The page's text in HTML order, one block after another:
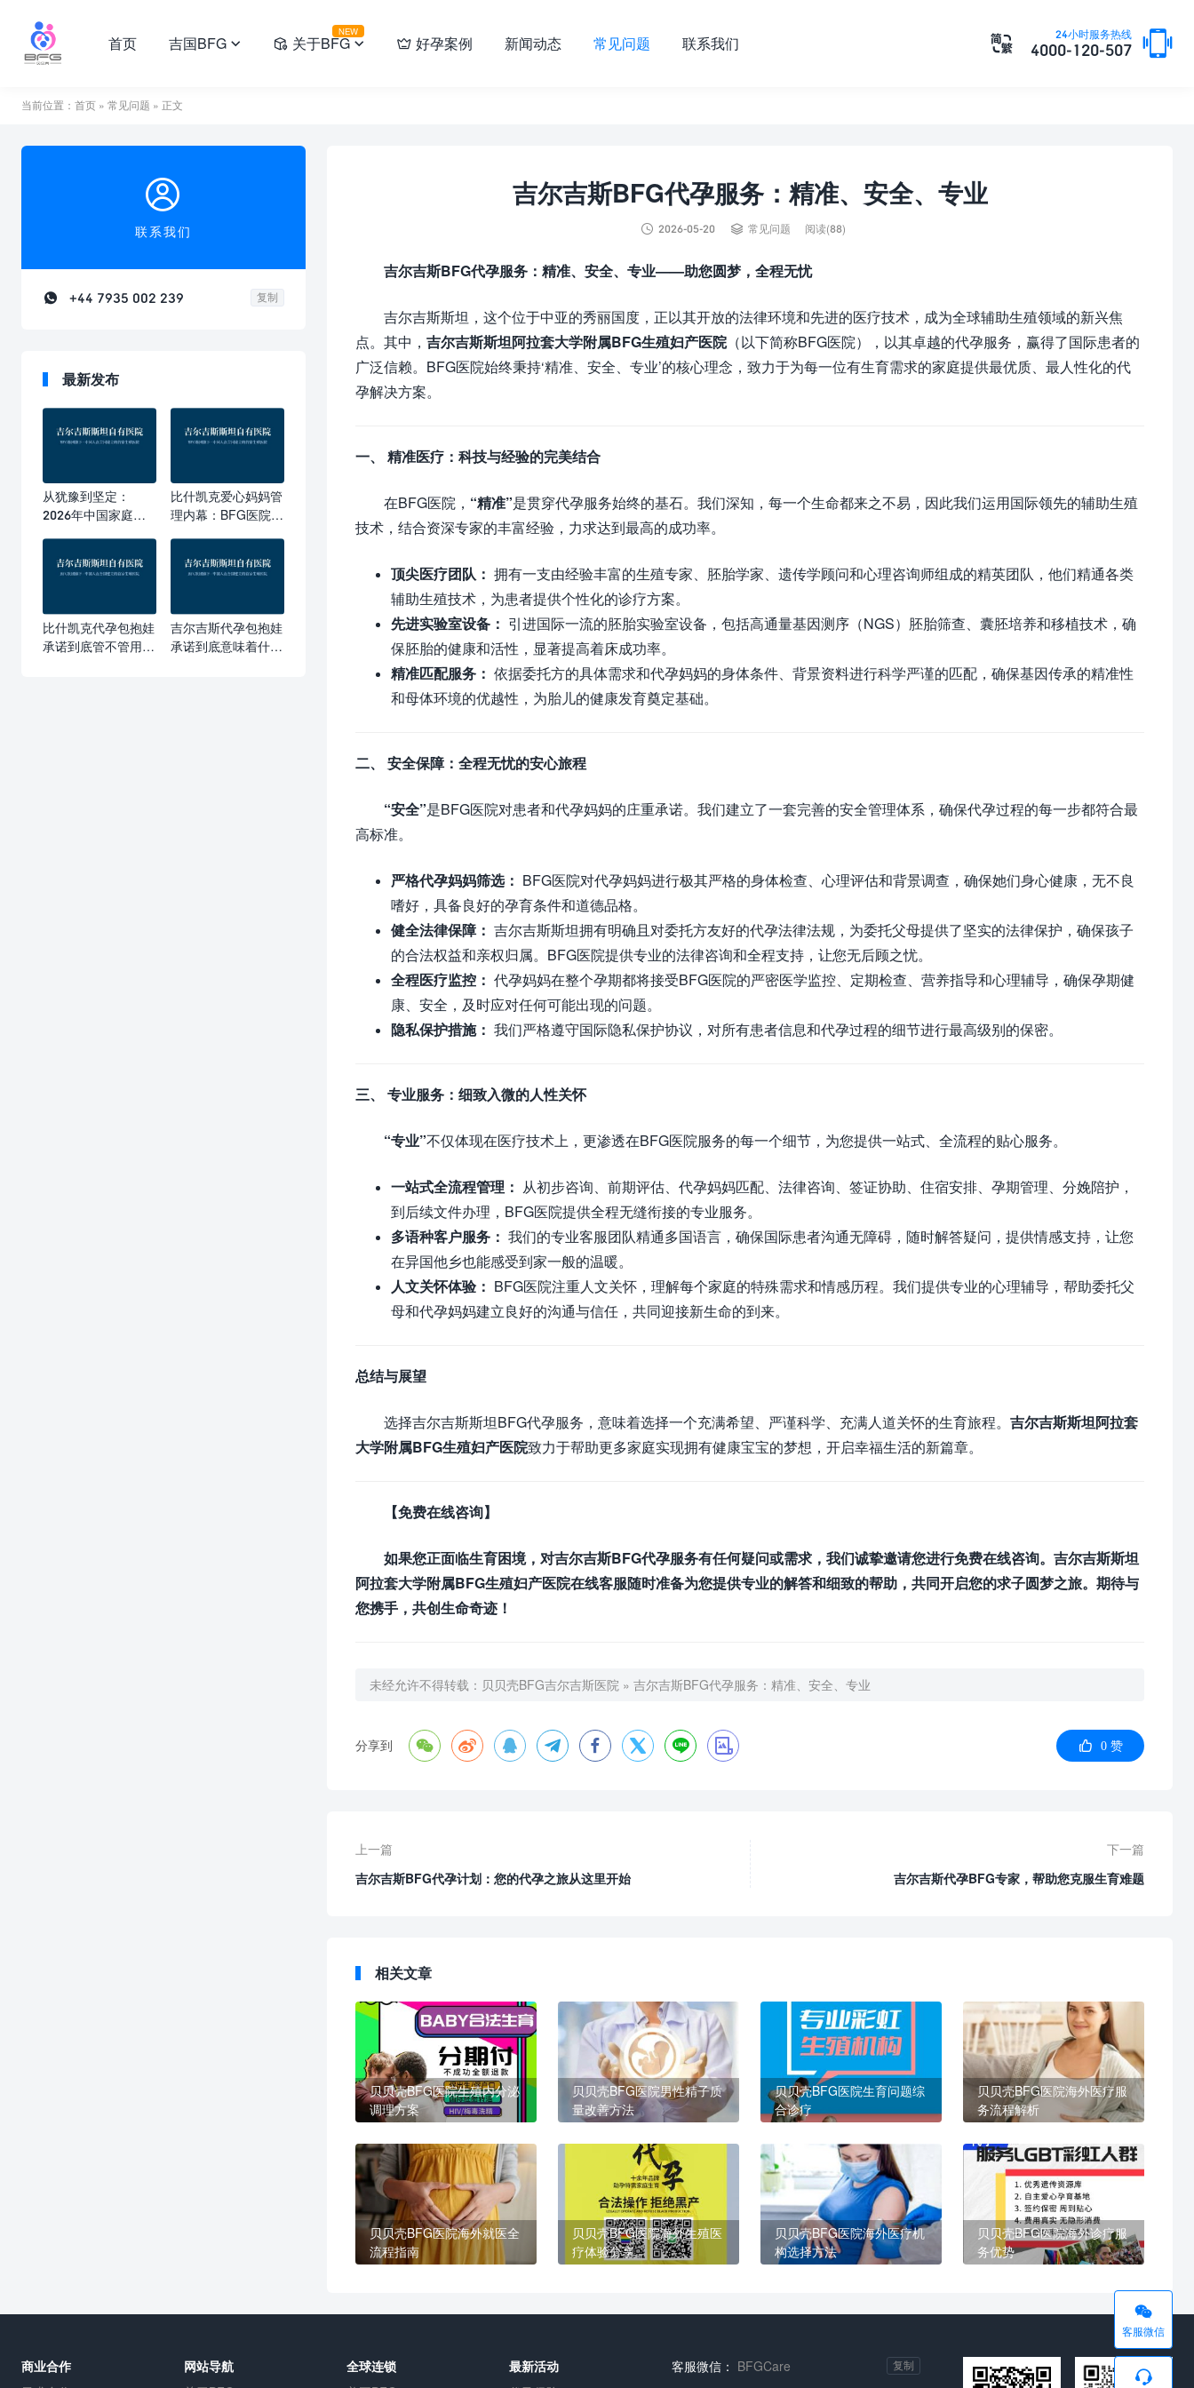
24小时服务热线
4000-120-507 

首页 吉国BFG   关于BFG
NEW
  好孕案例 新闻动态 常见问题 联系我们
当前位置： 首页 » 常见问题 » 正文
吉尔吉斯BFG代孕服务：精准、安全、专业
 2026-05-20  常见问题 阅读(88)
吉尔吉斯BFG代孕服务：精准、安全、专业——助您圆梦，全程无忧
吉尔吉斯斯坦，这个位于中亚的秀丽国度，正以其开放的法律环境和先进的医疗技术，成为全球辅助生殖领域的新兴焦
点。其中， 吉尔吉斯斯坦阿拉套大学附属BFG生殖妇产医院（以下简称BFG医院），以其卓越的代孕服务，赢得了国际患者的
广泛信赖。BFG医院始终秉持‘精准、安全、专业’的核心理念，致力于为每一位有生育需求的家庭提供最优质、最人性化的代
孕解决方案。
一、 精准医疗：科技与经验的完美结合
在BFG医院， “精准”是贯穿代孕服务始终的基石。我们深知，每一个生命都来之不易，因此我们运用国际领先的辅助生殖
技术，结合资深专家的丰富经验，力求达到最高的成功率。
顶尖医疗团队： 拥有一支由经验丰富的生殖专家、胚胎学家、遗传学顾问和心理咨询师组成的精英团队，他们精通各类
辅助生殖技术，为患者提供个性化的诊疗方案。
先进实验室设备： 引进国际一流的胚胎实验室设备，包括高通量基因测序（NGS）胚胎筛查、囊胚培养和移植技术，确
保胚胎的健康和活性，显著提高着床成功率。
精准匹配服务： 依据委托方的具体需求和代孕妈妈的身体条件、背景资料进行科学严谨的匹配，确保基因传承的精准性
和母体环境的优越性，为胎儿的健康发育奠定基础。
二、 安全保障：全程无忧的安心旅程
“安全”是BFG医院对患者和代孕妈妈的庄重承诺。我们建立了一套完善的安全管理体系，确保代孕过程的每一步都符合最
高标准。
严格代孕妈妈筛选： BFG医院对代孕妈妈进行极其严格的身体检查、心理评估和背景调查，确保她们身心健康，无不良
嗜好，具备良好的孕育条件和道德品格。
健全法律保障： 吉尔吉斯斯坦拥有明确且对委托方友好的代孕法律法规，为委托父母提供了坚实的法律保护，确保孩子
的合法权益和亲权归属。BFG医院提供专业的法律咨询和全程支持，让您无后顾之忧。
全程医疗监控： 代孕妈妈在整个孕期都将接受BFG医院的严密医学监控、定期检查、营养指导和心理辅导，确保孕期健
康、安全，及时应对任何可能出现的问题。
隐私保护措施： 我们严格遵守国际隐私保护协议，对所有患者信息和代孕过程的细节进行最高级别的保密。
三、 专业服务：细致入微的人性关怀
“专业”不仅体现在医疗技术上，更渗透在BFG医院服务的每一个细节，为您提供一站式、全流程的贴心服务。
一站式全流程管理：
从初步咨询、前期评估、代孕妈妈匹配、法律咨询、签证协助、住宿安排、孕期管理、分娩陪护，
到后续文件办理，BFG医院提供全程无缝衔接的专业服务。
多语种客户服务： 我们的专业客服团队精通多国语言，确保国际患者沟通无障碍，随时解答疑问，提供情感支持，让您
在异国他乡也能感受到家一般的温暖。
人文关怀体验： BFG医院注重人文关怀，理解每个家庭的特殊需求和情感历程。我们提供专业的心理辅导，帮助委托父
母和代孕妈妈建立良好的沟通与信任，共同迎接新生命的到来。
总结与展望
选择吉尔吉斯斯坦BFG代孕服务，意味着选择一个充满希望、严谨科学、充满人道关怀的生育旅程。 吉尔吉斯斯坦阿拉套
大学附属BFG生殖妇产医院致力于帮助更多家庭实现拥有健康宝宝的梦想，开启幸福生活的新篇章。
【免费在线咨询】
如果您正面临生育困境，对吉尔吉斯BFG代孕服务有任何疑问或需求，我们诚挚邀请您进行免费在线咨询。吉尔吉斯斯坦
阿拉套大学附属BFG生殖妇产医院在线客服随时准备为您提供专业的解答和细致的帮助，共同开启您的求子圆梦之旅。期待与
您携手，共创生命奇迹！
未经允许不得转载： 贝贝壳BFG吉尔吉斯医院 » 吉尔吉斯BFG代孕服务：精准、安全、专业
分享到          0 赞
上一篇
吉尔吉斯BFG代孕计划：您的代孕之旅从这里开始
下一篇
吉尔吉斯代孕BFG专家，帮助您克服生育难题
相关文章
贝贝壳BFG医院生殖内分泌
调理方案
贝贝壳BFG医院男性精子质
量改善方法
贝贝壳BFG医院生育问题综
合诊疗
贝贝壳BFG医院海外医疗服
务流程解析
贝贝壳BFG医院海外就医全
流程指南
贝贝壳BFG医院海外生殖医
疗体验分享
贝贝壳BFG医院海外医疗机
构选择方法
贝贝壳BFG医院海外诊疗服
务优势

联系我们
 +44 7935 002 239 复制
最新发布
从犹豫到坚定：
2026年中国家庭选
流程体验
比什凯克爱心妈妈管
理内幕：BFG医院如
比什凯克代孕包抱娃
承诺到底管不管用
吉尔吉斯代孕包抱娃
承诺到底意味着什

客服微信

商业合作
网站导航
全球连锁
最新活动
客服微信： BFGCare 复制